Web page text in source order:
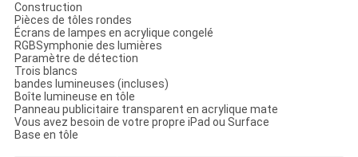
Construction
Pièces de tôles rondes
Écrans de lampes en acrylique congelé
RGBSymphonie des lumières
Paramètre de détection
Trois blancs
bandes lumineuses (incluses)
Boîte lumineuse en tôle
Panneau publicitaire transparent en acrylique mate
Vous avez besoin de votre propre iPad ou Surface
Base en tôle